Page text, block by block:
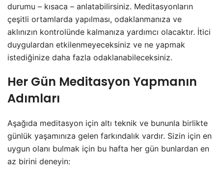
durumu – kısaca – anlatabilirsiniz. Meditasyonların
çeşitli ortamlarda yapılması, odaklanmanıza ve
aklınızın kontrolünde kalmanıza yardımcı olacaktır. İtici
duygulardan etkilenmeyeceksiniz ve ne yapmak
istediğinize daha fazla odaklanabileceksiniz.
Her Gün Meditasyon Yapmanın
Adımları
Aşağıda meditasyon için altı teknik ve bununla birlikte
günlük yaşamınıza gelen farkındalık vardır. Sizin için en
uygun olanı bulmak için bu hafta her gün bunlardan en
az birini deneyin: